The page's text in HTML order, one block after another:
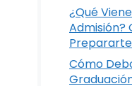
¿Qué
Admisión?
Cómo